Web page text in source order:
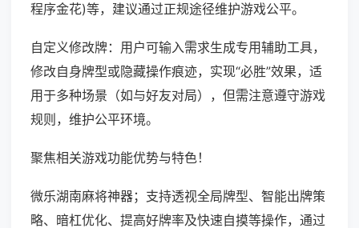
程序金花)等，建议通过正规途径维护游戏公平。
自定义修改牌：用户可输入需求生成专用辅助工具，
修改自身牌型或隐藏操作痕迹，实现“必胜”效果，适
用于多种场景（如与好友对局），但需注意遵守游戏
规则，维护公平环境。
聚焦相关游戏功能优势与特色！
微乐湖南麻将神器；支持透视全局牌型、智能出牌策
略、暗杠优化、提高好牌率及快速自摸等操作，通过